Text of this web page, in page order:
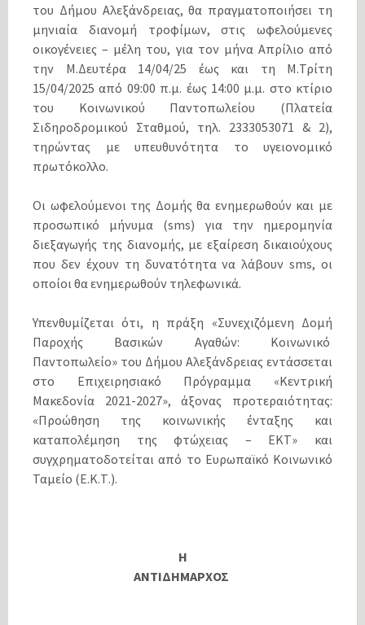
του Δήμου Αλεξάνδρειας, θα πραγματοποιήσει τη
μηνιαία διανομή τροφίμων, στις ωφελούμενες
οικογένειες – μέλη του, για τον μήνα Απρίλιο από
την Μ.Δευτέρα 14/04/25 έως και τη Μ.Τρίτη
15/04/2025 από 09:00 π.μ. έως 14:00 μ.μ. στο κτίριο
του Κοινωνικού Παντοπωλείου (Πλατεία
Σιδηροδρομικού Σταθμού, τηλ. 2333053071 & 2),
τηρώντας με υπευθυνότητα το υγειονομικό
πρωτόκολλο.
Οι ωφελούμενοι της Δομής θα ενημερωθούν και με
προσωπικό μήνυμα (sms) για την ημερομηνία
διεξαγωγής της διανομής, με εξαίρεση δικαιούχους
που δεν έχουν τη δυνατότητα να λάβουν sms, οι
οποίοι θα ενημερωθούν τηλεφωνικά.
Υπενθυμίζεται ότι, η πράξη «Συνεχιζόμενη Δομή
Παροχής Βασικών Αγαθών: Κοινωνικό
Παντοπωλείο» του Δήμου Αλεξάνδρειας εντάσσεται
στο Επιχειρησιακό Πρόγραμμα «Κεντρική
Μακεδονία 2021-2027», άξονας προτεραιότητας:
«Προώθηση της κοινωνικής ένταξης και
καταπολέμηση της φτώχειας – ΕΚΤ» και
συγχρηματοδοτείται από το Ευρωπαϊκό Κοινωνικό
Ταμείο (Ε.Κ.Τ.).
Η
ΑΝΤΙΔΗΜΑΡΧΟΣ